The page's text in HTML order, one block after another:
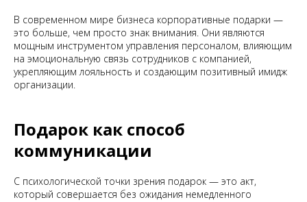
В современном мире бизнеса корпоративные подарки —
это больше, чем просто знак внимания. Они являются
мощным инструментом управления персоналом, влияющим
на эмоциональную связь сотрудников с компанией,
укрепляющим лояльность и создающим позитивный имидж
организации.
Подарок как способ
коммуникации
С психологической точки зрения подарок — это акт,
который совершается без ожидания немедленного